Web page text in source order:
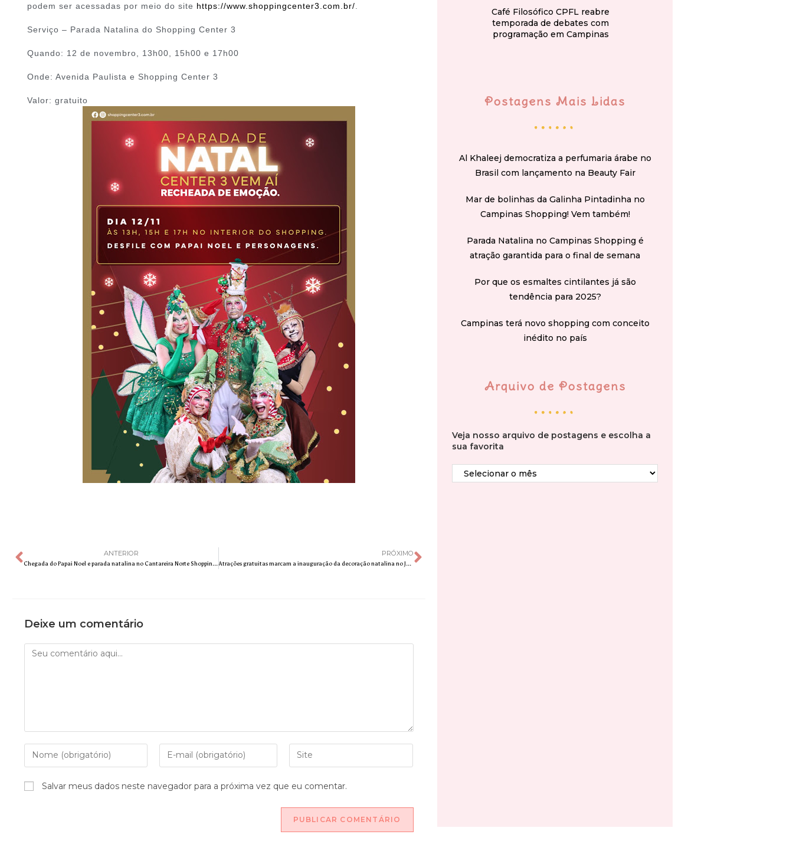
podem ser acessadas por meio do site https://www.shoppingcenter3.com.br/
Serviço – Parada Natalina do Shopping Center 3
Quando: 12 de novembro, 13h00, 15h00 e 17h00
Onde: Avenida Paulista e Shopping Center 3
Valor: gratuito
ANTERIOR
Chegada do Papai Noel e parada natalina no Cantareira Norte Shopping dia 11 de novembro às 14h
PRÓXIMO
Atrações gratuitas marcam a inauguração da decoração natalina no JundiaíShopping
Deixe um comentário
Salvar meus dados neste navegador para a próxima vez que eu comentar.
Café Filosófico CPFL reabre
temporada de debates com
programação em Campinas
Postagens Mais Lidas
Al Khaleej democratiza a perfumaria árabe no
Brasil com lançamento na Beauty Fair
Mar de bolinhas da Galinha Pintadinha no
Campinas Shopping! Vem também!
Parada Natalina no Campinas Shopping é
atração garantida para o final de semana
Por que os esmaltes cintilantes já são
tendência para 2025?
Campinas terá novo shopping com conceito
inédito no país
Arquivo de Postagens
Veja nosso arquivo de postagens e escolha a
sua favorita